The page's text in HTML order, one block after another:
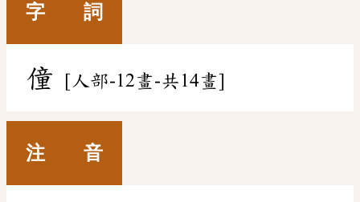
字 詞
僮 [人部-12畫-共14畫]
注 音